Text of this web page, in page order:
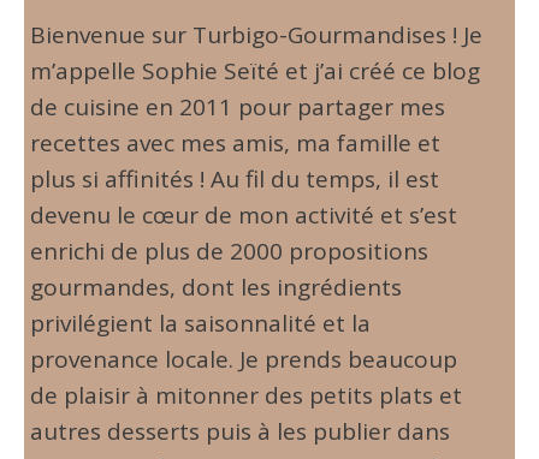
Bienvenue sur Turbigo-Gourmandises ! Je
m’appelle Sophie Seïté et j’ai créé ce blog
de cuisine en 2011 pour partager mes
recettes avec mes amis, ma famille et
plus si affinités ! Au fil du temps, il est
devenu le cœur de mon activité et s’est
enrichi de plus de 2000 propositions
gourmandes, dont les ingrédients
privilégient la saisonnalité et la
provenance locale. Je prends beaucoup
de plaisir à mitonner des petits plats et
autres desserts puis à les publier dans